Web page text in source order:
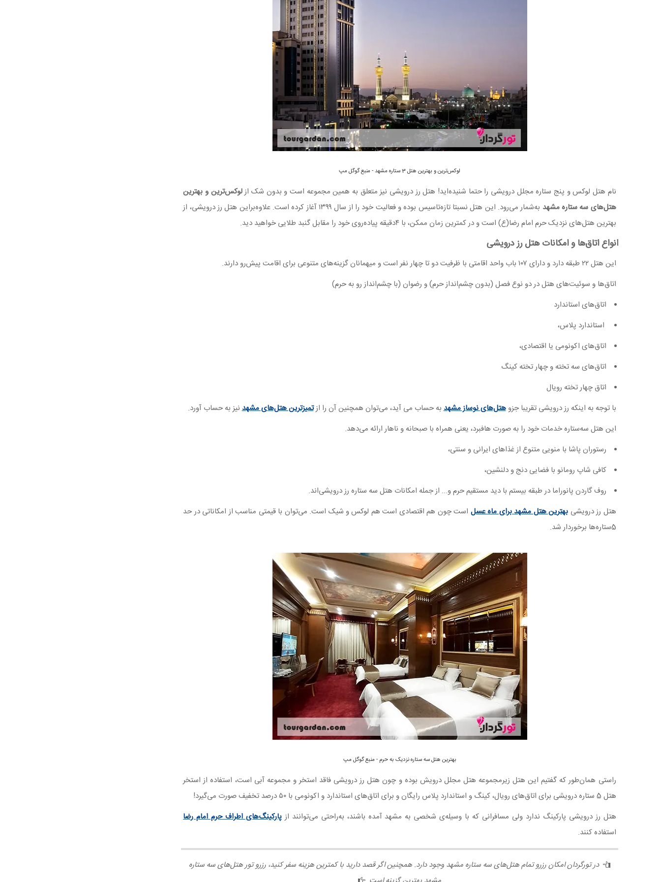
لوکس‌ترین و بهترین هتل 3 ستاره مشهد - منبع گوگل مپ
نام هتل لوکس و پنج ستاره مجلل درویشی را حتما شنیده‌اید! هتل رز درویشی نیز متعلق به همین مجموعه است و بدون شک ازلوکس‌ترین و بهترین
هتل‌های سه ستاره مشهد
به‌شمار می‌رود. این هتل نسبتا تازه‌تاسیس بوده و فعالیت خود را از سال ۱۳۹۹ آغاز کرده است. علاوه‌براین هتل رز درویشی، از
بهترین هتل‌های نزدیک حرم امام رضا(ع) است و در کمترین زمان ممکن، با ۴دقیقه پیاده‌روی خود را مقابل گنبد طلایی خواهید دید.‌‌
انواع اتاق‌ها و امکانات هتل رز درویشی
این هتل ۲۲ طبقه دارد و دارای ۱۰۷ باب واحد اقامتی با ظرفیت دو تا چهار نفر است و میهمانان گزینه‌های متنوعی برای اقامت پیش‌رو دارند.
اتاق‌ها و سوئیت‌های هتل در دو نوع فصل (بدون چشم‌انداز حرم) و رضوان (با چشم‌انداز رو به حرم)
اتاق‌های استاندارد
استاندارد پلاس،
اتاق‌های اکونومی یا اقتصادی،
اتاق‌های سه تخته و چهار تخته کینگ
اتاق چهار تخته رویال
با توجه به اینکه رز درویشی تقریبا جزوهتل‌های نوساز مشهدبه حساب می آید، می‌توان همچنین آن را ازتمیزترین هتل‌های مشهدنیز به حساب آورد.
این هتل سه‌ستاره خدمات خود را به صورت هافبرد، یعنی همراه با صبحانه و ناهار ارائه می‌دهد.
رستوران پاشا با منویی متنوع از غذاهای ایرانی و سنتی،
کافی شاپ رومانو با فضایی دنج و دلنشین،
روف گاردن پانوراما در طبقه بیستم با دید مستقیم حرم و... از جمله امکانات هتل سه ستاره رز درویشی‌اند.
هتل رز درویشیبهترین هتل مشهد برای ماه عسل است چون هم اقتصادی است هم لوکس و شیک است. می‌توان با قیمتی مناسب از امکاناتی در حد
5ستاره‌ها برخوردار شد.
بهترین هتل سه ستاره نزدیک به حرم - منبع گوگل مپ
راستی همان‌طور که گفتیم این هتل زیرمجموعه هتل مجلل درویش بوده و چون هتل رز درویشی فاقد استخر و مجموعه آبی است، استفاده از استخر
هتل 5 ستاره درویشی برای اتاق‌های رویال، کینگ و استاندارد پلاس رایگان و برای اتاق‌های استاندارد و اکونومی با ۵۰ درصد تخفیف صورت می‌گیرد!
هتل رز درویشی پارکینگ ندارد ولی مسافرانی که با وسیله‌ی شخصی به مشهد آمده باشند، به‌راحتی می‌توانند ازپارکینگ‌‌های اطراف حرم امام رضا
استفاده کنند.
‎
در تورگردان امکان رزرو تمام هتل‌های سه ستاره مشهد وجود دارد. همچنین اگر قصد دارید با کمترین هزینه سفر کنید، رزرو تور هتل‌های سه ستاره